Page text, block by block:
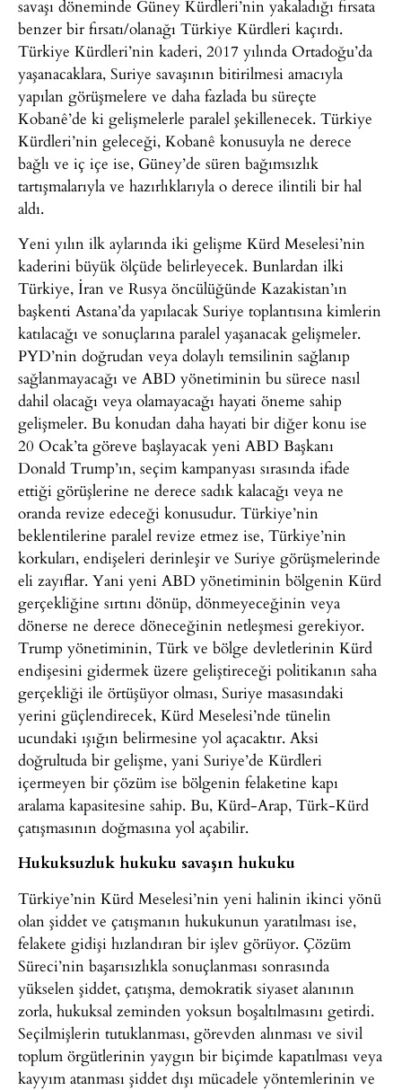
savaşı döneminde Güney Kürdleri’nin yakaladığı fırsata
benzer bir fırsatı/olanağı Türkiye Kürdleri kaçırdı.
Türkiye Kürdleri’nin kaderi, 2017 yılında Ortadoğu’da
yaşanacaklara, Suriye savaşının bitirilmesi amacıyla
yapılan görüşmelere ve daha fazlada bu süreçte
Kobanê’de ki gelişmelerle paralel şekillenecek. Türkiye
Kürdleri’nin geleceği, Kobanê konusuyla ne derece
bağlı ve iç içe ise, Güney’de süren bağımsızlık
tartışmalarıyla ve hazırlıklarıyla o derece ilintili bir hal
aldı.
Yeni yılın ilk aylarında iki gelişme Kürd Meselesi’nin
kaderini büyük ölçüde belirleyecek. Bunlardan ilki
Türkiye, İran ve Rusya öncülüğünde Kazakistan’ın
başkenti Astana’da yapılacak Suriye toplantısına kimlerin
katılacağı ve sonuçlarına paralel yaşanacak gelişmeler.
PYD’nin doğrudan veya dolaylı temsilinin sağlanıp
sağlanmayacağı ve ABD yönetiminin bu sürece nasıl
dahil olacağı veya olamayacağı hayati öneme sahip
gelişmeler. Bu konudan daha hayati bir diğer konu ise
20 Ocak’ta göreve başlayacak yeni ABD Başkanı
Donald Trump’ın, seçim kampanyası sırasında ifade
ettiği görüşlerine ne derece sadık kalacağı veya ne
oranda revize edeceği konusudur. Türkiye’nin
beklentilerine paralel revize etmez ise, Türkiye’nin
korkuları, endişeleri derinleşir ve Suriye görüşmelerinde
eli zayıflar. Yani yeni ABD yönetiminin bölgenin Kürd
gerçekliğine sırtını dönüp, dönmeyeceğinin veya
dönerse ne derece döneceğinin netleşmesi gerekiyor.
Trump yönetiminin, Türk ve bölge devletlerinin Kürd
endişesini gidermek üzere geliştireceği politikanın saha
gerçekliği ile örtüşüyor olması, Suriye masasındaki
yerini güçlendirecek, Kürd Meselesi’nde tünelin
ucundaki ışığın belirmesine yol açacaktır. Aksi
doğrultuda bir gelişme, yani Suriye’de Kürdleri
içermeyen bir çözüm ise bölgenin felaketine kapı
aralama kapasitesine sahip. Bu, Kürd-Arap, Türk-Kürd
çatışmasının doğmasına yol açabilir.
Hukuksuzluk hukuku savaşın hukuku
Türkiye’nin Kürd Meselesi’nin yeni halinin ikinci yönü
olan şiddet ve çatışmanın hukukunun yaratılması ise,
felakete gidişi hızlandıran bir işlev görüyor. Çözüm
Süreci’nin başarısızlıkla sonuçlanması sonrasında
yükselen şiddet, çatışma, demokratik siyaset alanının
zorla, hukuksal zeminden yoksun boşaltılmasını getirdi.
Seçilmişlerin tutuklanması, görevden alınması ve sivil
toplum örgütlerinin yaygın bir biçimde kapatılması veya
kayyım atanması şiddet dışı mücadele yöntemlerinin ve